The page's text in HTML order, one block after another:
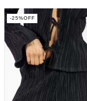
-25%OFF